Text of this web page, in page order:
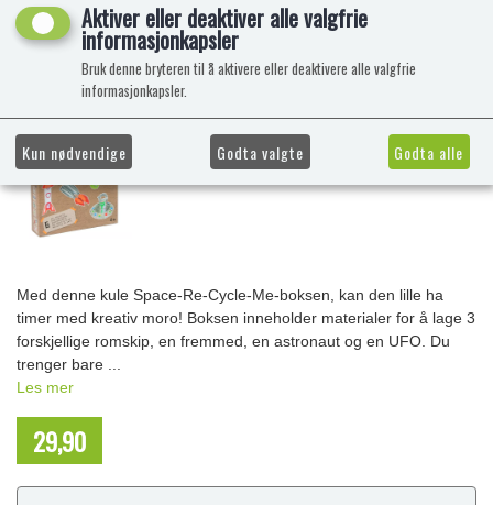
Med denne kule Space-Re-Cycle-Me-boksen, kan den lille ha
timer med kreativ moro! Boksen inneholder materialer for å lage 3
forskjellige romskip, en fremmed, en astronaut og en UFO. Du
trenger bare ...
Les mer
29,90
Aktiver eller deaktiver alle valgfrie
informasjonkapsler
Bruk denne bryteren til å aktivere eller deaktivere alle valgfrie
informasjonkapsler.
Kun nødvendige Godta valgte Godta alle